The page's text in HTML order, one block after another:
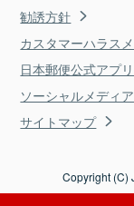
勧誘方針
カスタマーハラス
日本郵便公式アプ
ソーシャルメディア
サイトマップ
Copyright (C)